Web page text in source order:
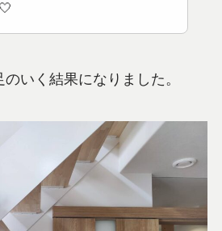
いく結果になりました。